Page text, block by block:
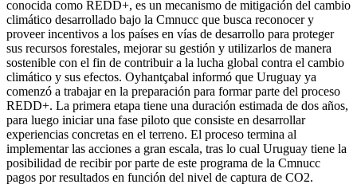
conocida como REDD+, es un mecanismo de mitigación del cambio
climático desarrollado bajo la Cmnucc que busca reconocer y
proveer incentivos a los países en vías de desarrollo para proteger
sus recursos forestales, mejorar su gestión y utilizarlos de manera
sostenible con el fin de contribuir a la lucha global contra el cambio
climático y sus efectos. Oyhantçabal informó que Uruguay ya
comenzó a trabajar en la preparación para formar parte del proceso
REDD+. La primera etapa tiene una duración estimada de dos años,
para luego iniciar una fase piloto que consiste en desarrollar
experiencias concretas en el terreno. El proceso termina al
implementar las acciones a gran escala, tras lo cual Uruguay tiene la
posibilidad de recibir por parte de este programa de la Cmnucc
pagos por resultados en función del nivel de captura de CO2.